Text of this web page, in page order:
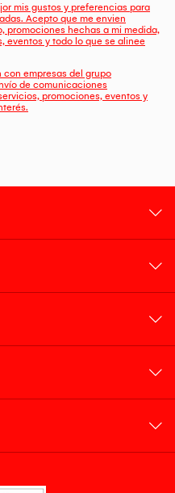
mis gustos y preferencias para
Acepto que me envien
promociones hechas a mi medida,
eventos y todo lo que se alinee
empresas del grupo
de comunicaciones
promociones, eventos y